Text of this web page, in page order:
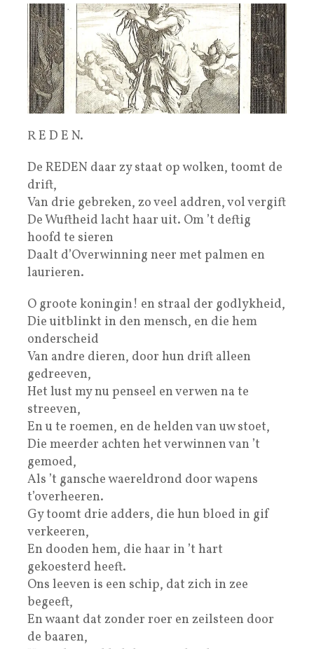
R E D E N.
De REDEN daar zy staat op wolken, toomt de
drift,
Van drie gebreken, zo veel addren, vol vergift
De Wuftheid lacht haar uit. Om ’t deftig
hoofd te sieren
Daalt d’Overwinning neer met palmen en
laurieren.
O groote koningin! en straal der godlykheid,
Die uitblinkt in den mensch, en die hem
onderscheid
Van andre dieren, door hun drift alleen
gedreeven,
Het lust my nu penseel en verwen na te
streeven,
En u te roemen, en de helden van uw stoet,
Die meerder achten het verwinnen van ’t
gemoed,
Als ’t gansche waereldrond door wapens
t’overheeren.
Gy toomt drie adders, die hun bloed in gif
verkeeren,
En dooden hem, die haar in ’t hart
gekoesterd heeft.
Ons leeven is een schip, dat zich in zee
begeeft,
En waant dat zonder roer en zeilsteen door
de baaren,